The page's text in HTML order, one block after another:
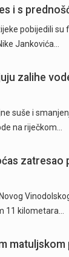
i s
pobijedili su
Jankovića…
zalihe
suše i
na riječkom…
11 kilometara…